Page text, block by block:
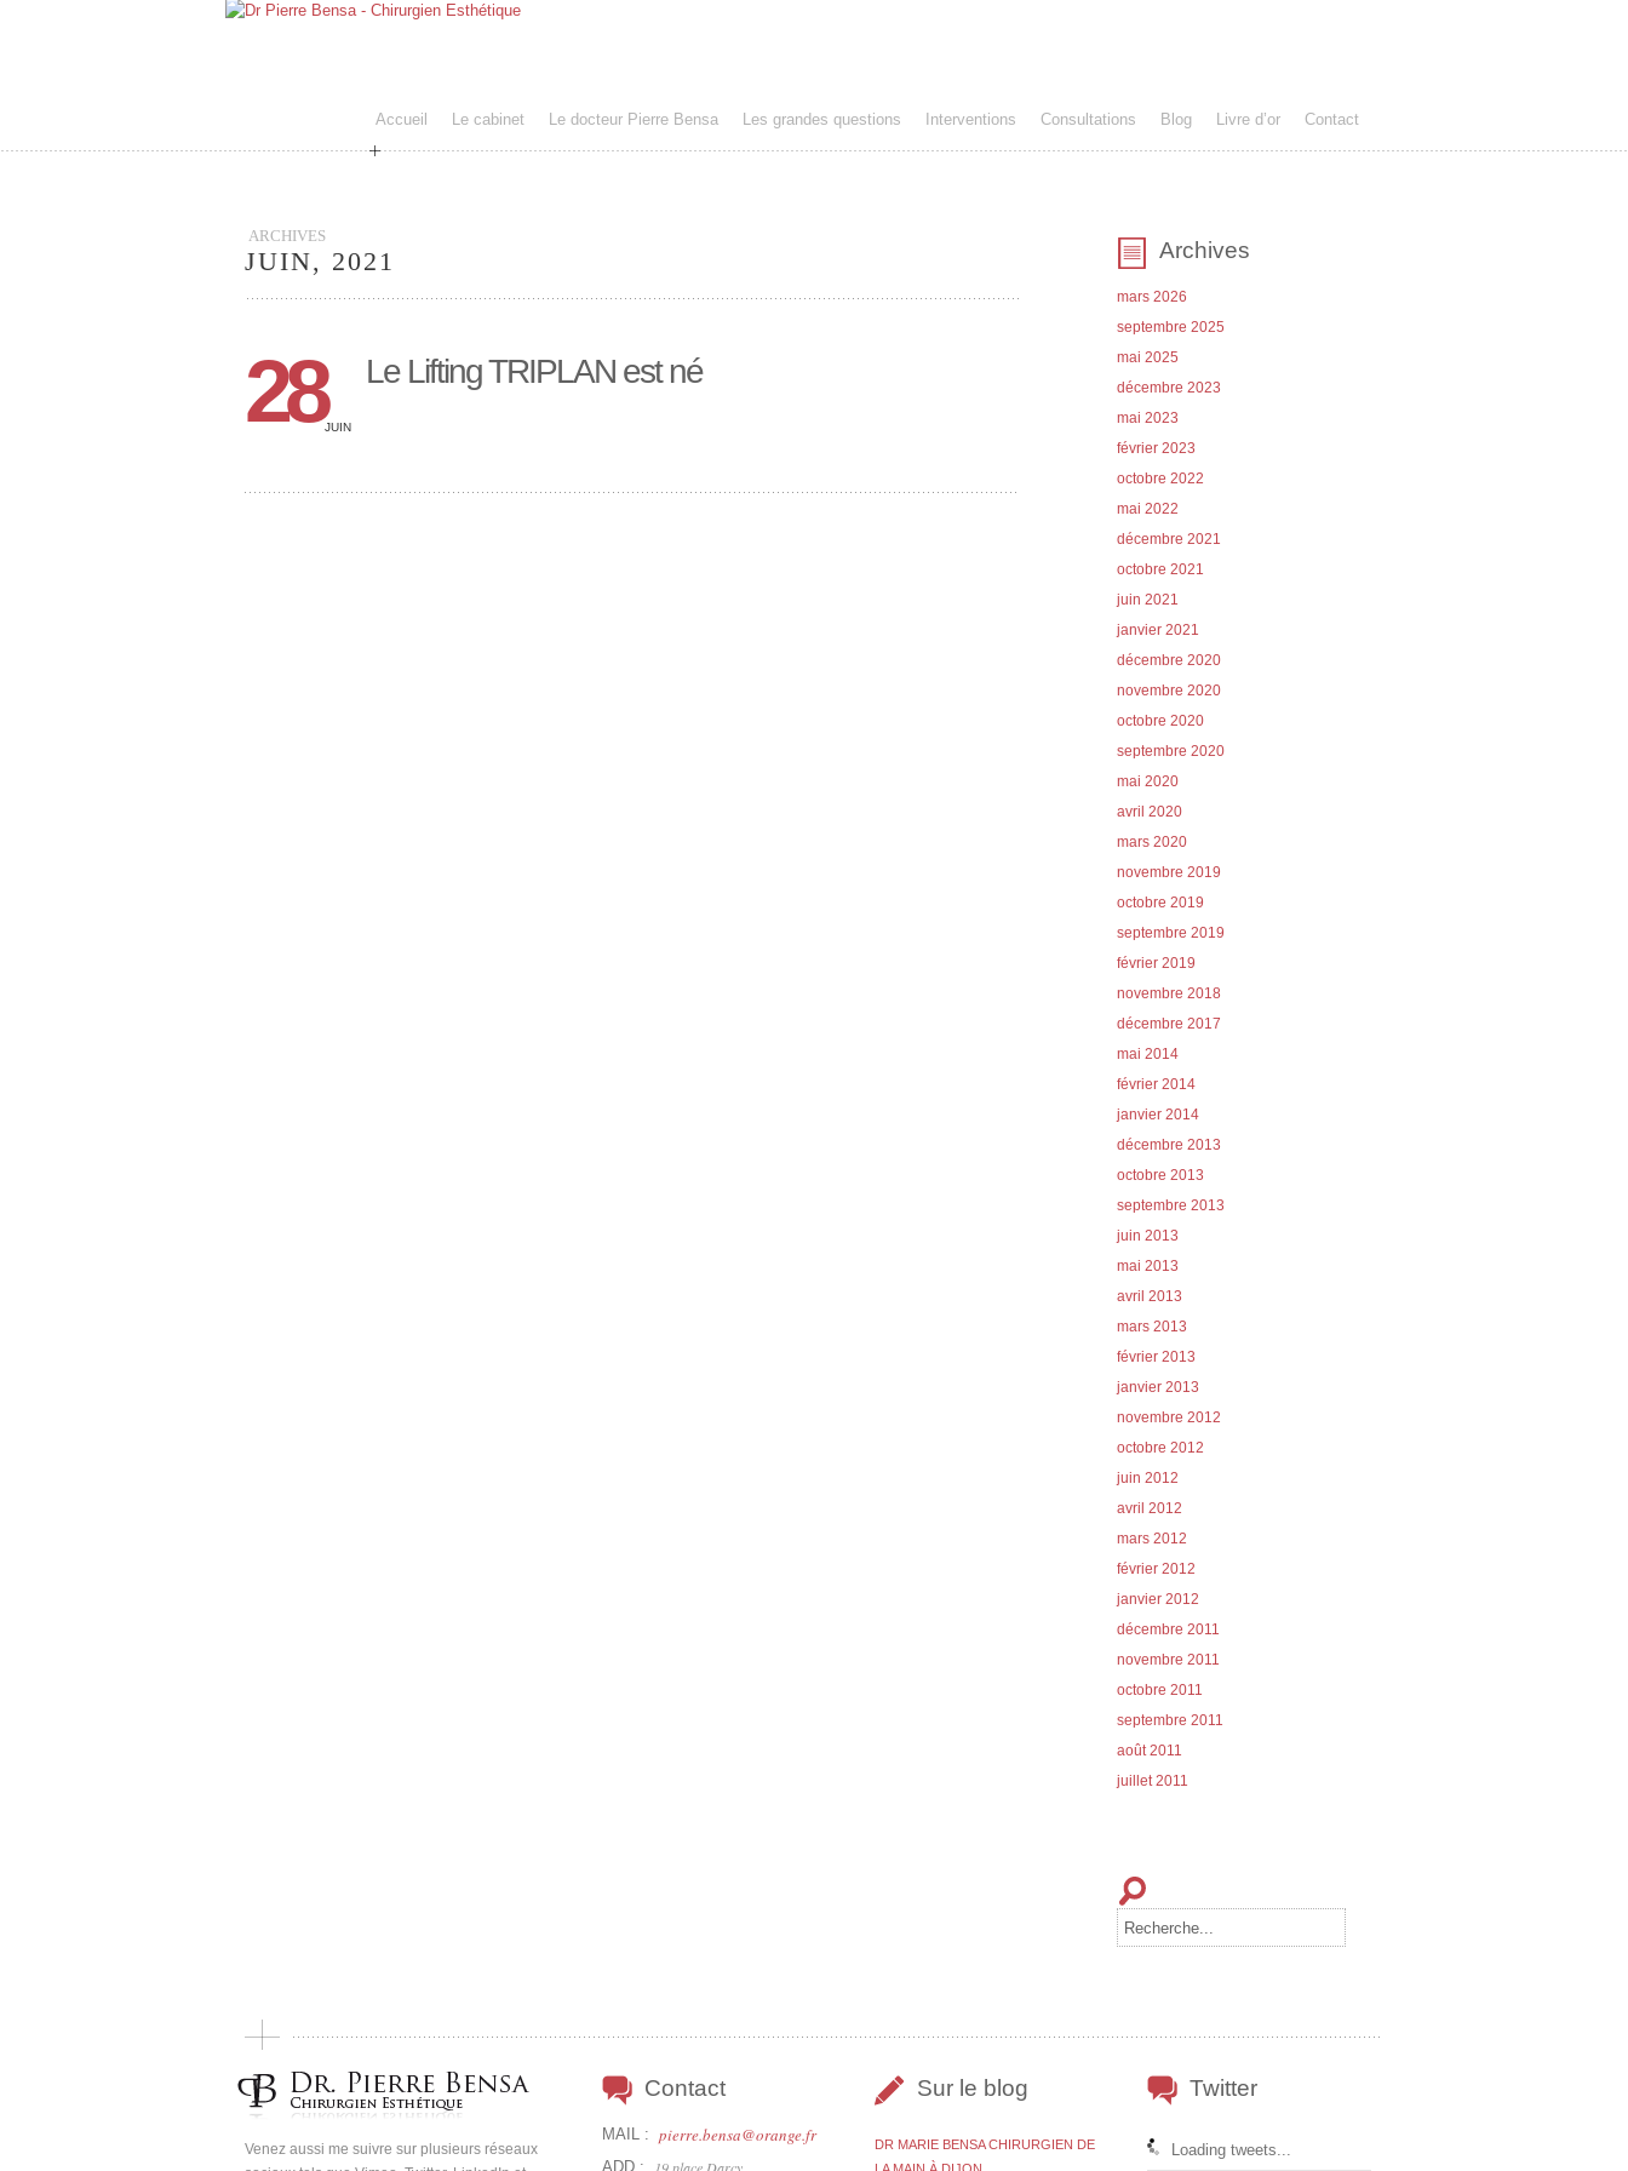
Accueil Le cabinet Le docteur Pierre Bensa Les grandes questions Interventions Consultations Blog Livre d’or Contact
ARCHIVES
JUIN, 2021
28JUIN
Le Lifting TRIPLAN est né
Archives
mars 2026
septembre 2025
mai 2025
décembre 2023
mai 2023
février 2023
octobre 2022
mai 2022
décembre 2021
octobre 2021
juin 2021
janvier 2021
décembre 2020
novembre 2020
octobre 2020
septembre 2020
mai 2020
avril 2020
mars 2020
novembre 2019
octobre 2019
septembre 2019
février 2019
novembre 2018
décembre 2017
mai 2014
février 2014
janvier 2014
décembre 2013
octobre 2013
septembre 2013
juin 2013
mai 2013
avril 2013
mars 2013
février 2013
janvier 2013
novembre 2012
octobre 2012
juin 2012
avril 2012
mars 2012
février 2012
janvier 2012
décembre 2011
novembre 2011
octobre 2011
septembre 2011
août 2011
juillet 2011
Venez aussi me suivre sur plusieurs réseaux
Contact
MAIL : pierre.bensa@orange.fr
ADD :
Sur le blog
DR MARIE BENSA CHIRURGIEN DE
Twitter
Loading tweets...